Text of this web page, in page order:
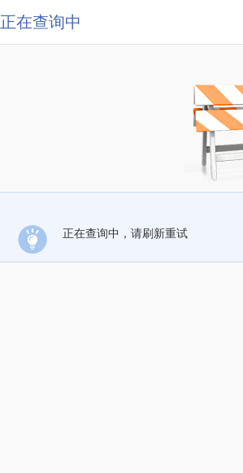
正在查询中
正在查询中，请刷新重试